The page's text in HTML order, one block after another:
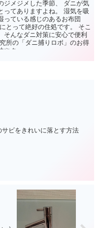
ジメジメした季節、 ダニが気
ってありますよね。 湿気を吸
っている感じのあるお布団
とって絶好の住処です。 そこ
そんなダニ対策に安心で便利
所の「ダニ捕りロボ」のお得
やクー...
サビをきれいに落とす方法